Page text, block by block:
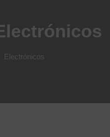
Electrónicos